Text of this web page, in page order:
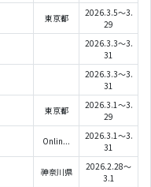
東京都
2026.3.5～3.
29
2026.3.3～3.
31
2026.3.3～3.
31
東京都
2026.3.1～3.
29
Onlin...
2026.3.1～3.
31
神奈川県
2026.2.28～
3.1